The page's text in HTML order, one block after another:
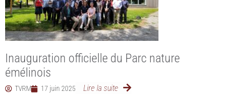
Inauguration officielle du Parc nature
émélinois
TVRM 17 juin 2025 Lire la suite